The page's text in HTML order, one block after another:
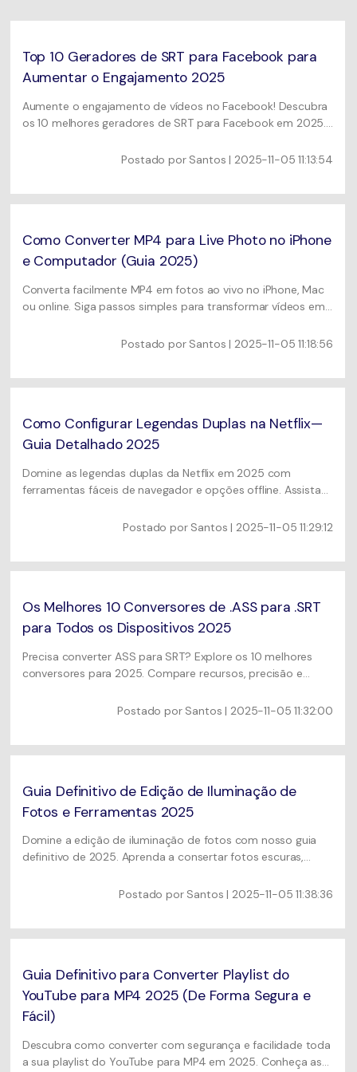
Vídeo/Áudio
de até 20% DESC.
Usuários de Filmes
Usuários de DVD
MAIS SOLUÇÕES
Todas as informações que você precisa para usar o
Vídeo Tutorial
Assista ao tutorial em vídeo para aprender como usar o
UniConverter.
Uma lista de todos os formatos, dispositivos e GPUs
Os produtos e atualizações mais recentes.
Top 10 Geradores de SRT para Facebook para
Aumentar o Engajamento 2025
Aumente o engajamento de vídeos no Facebook! Descubra
os 10 melhores geradores de SRT para Facebook em 2025.
UniConverter para adicionar legendas facilmente.
Postado por Santos | 2025-11-05 11:13:54
Como Converter MP4 para Live Photo no iPhone
e Computador (Guia 2025)
Converta facilmente MP4 em fotos ao vivo no iPhone, Mac
ou online. Siga passos simples para transformar vídeos em
Postado por Santos | 2025-11-05 11:18:56
Como Configurar Legendas Duplas na Netflix—
Guia Detalhado 2025
Domine as legendas duplas da Netflix em 2025 com
ferramentas fáceis de navegador e opções offline. Assista
aprendizado e compreensão.
Postado por Santos | 2025-11-05 11:29:12
Os Melhores 10 Conversores de .ASS para .SRT
para Todos os Dispositivos 2025
Precisa converter ASS para SRT? Explore os 10 melhores
conversores para 2025. Compare recursos, precisão e
facilmente problemas de tempo, codificação e
Postado por Santos | 2025-11-05 11:32:00
Guia Definitivo de Edição de Iluminação de
Fotos e Ferramentas 2025
Domine a edição de iluminação de fotos com nosso guia
definitivo de 2025. Aprenda a consertar fotos escuras,
uma iluminação perfeita e uniforme usando as melhores
Postado por Santos | 2025-11-05 11:38:36
Guia Definitivo para Converter Playlist do
YouTube para MP4 2025 (De Forma Segura e
Fácil)
Descubra como converter com segurança e facilidade toda
a sua playlist do YouTube para MP4 em 2025. Conheça as